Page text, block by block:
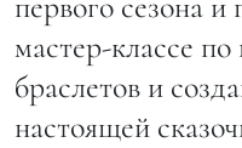
мастер-классе
браслетов и
настоящей